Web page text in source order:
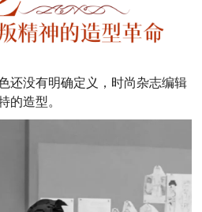
还没有明确定义，时尚杂志编辑
的造型。